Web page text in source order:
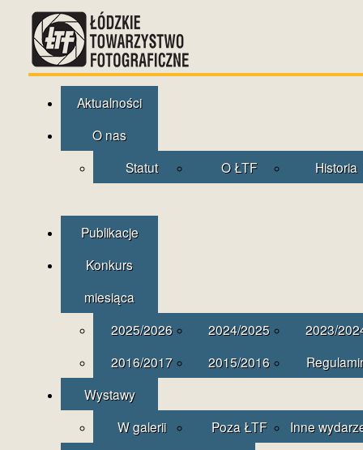
Aktualności
O nas
Statut
O ŁTF Historia
Publikacje
Konkurs
miesiąca
2025/2026
2024/2025
2023/
2016/2017
2015/2016
Wystawy
W galerii
Poza ŁTF
Inne